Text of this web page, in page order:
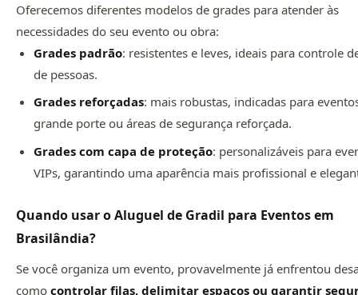
Oferecemos diferentes modelos de grades para atender às
necessidades do seu evento ou obra:
Grades padrão: resistentes e leves, ideais para controle
de pessoas.
Grades reforçadas: mais robustas, indicadas para
grande porte ou áreas de segurança reforçada.
Grades com capa de proteção: personalizáveis para
VIPs, garantindo uma aparência mais profissional e
Quando usar o Aluguel de Gradil para Eventos em
Brasilândia?
Se você organiza um evento, provavelmente já enfrentou
como controlar filas, delimitar espaços ou garantir